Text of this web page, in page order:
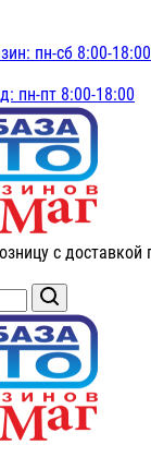
пн-сб 8:00-18:00
пн-пт 8:00-18:00
с